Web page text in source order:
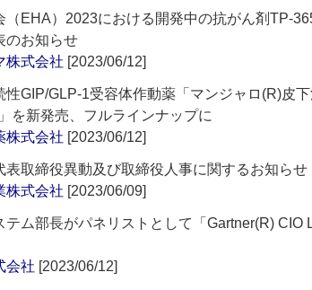
（EHA）2023における開発中の抗がん剤TP-
のお知らせ
株式会社 [2023/06/12]
性GIP/GLP-1受容体作動薬「マンジャロ(R)皮
を新発売、フルラインナップに
株式会社 [2023/06/12]
表取締役異動及び取締役人事に関するお知らせ
株式会社 [2023/06/09]
テム部長がパネリストとして「Gartner(R) CIO
会社 [2023/06/12]